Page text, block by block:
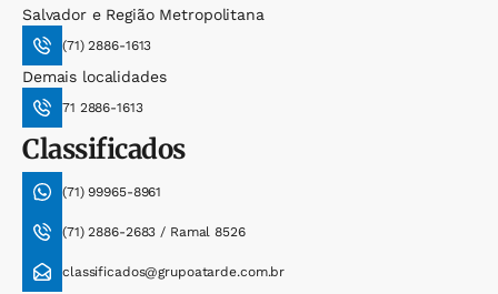
Salvador e Região Metropolitana
(71) 2886-1613
Demais localidades
71 2886-1613
Classificados
(71) 99965-8961
(71) 2886-2683 / Ramal 8526
classificados@grupoatarde.com.br